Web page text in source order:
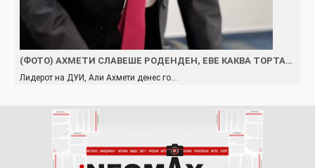
(ФОТО) АХМЕТИ СЛАВЕШЕ РОДЕНДЕН, ЕВЕ КАКВА ТОРТА…
Лидерот на ДУИ, Али Ахмети денес го…